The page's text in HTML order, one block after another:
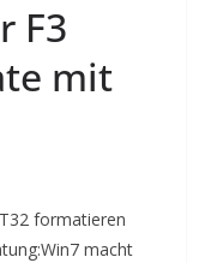
F3
mit
formatieren
macht